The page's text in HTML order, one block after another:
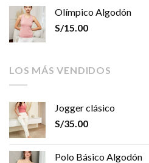
Olímpico Algodón
S/15.00
LOS MÁS VENDIDOS
Jogger clásico
S/35.00
Polo Básico Algodón